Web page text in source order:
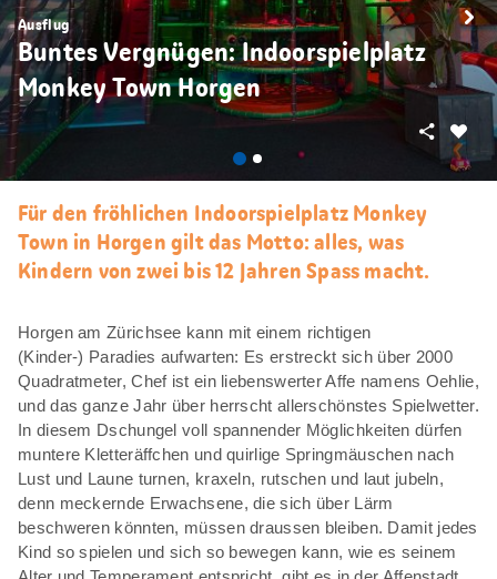
Ausflug
Buntes Vergnügen: Indoorspielplatz
Monkey Town Horgen
Als
Teilen
Für den fröhlichen Indoorspielplatz Monkey
Town in Horgen gilt das Motto: alles, was
Kindern von zwei bis 12 Jahren Spass macht.
Horgen am Zürichsee kann mit einem richtigen
(Kinder-) Paradies aufwarten: Es erstreckt sich über 2000
Quadratmeter, Chef ist ein liebenswerter Affe namens Oehlie,
und das ganze Jahr über herrscht allerschönstes Spielwetter.
In diesem Dschungel voll spannender Möglichkeiten dürfen
muntere Kletteräffchen und quirlige Springmäuschen nach
Lust und Laune turnen, kraxeln, rutschen und laut jubeln,
denn meckernde Erwachsene, die sich über Lärm
beschweren könnten, müssen draussen bleiben. Damit jedes
Kind so spielen und sich so bewegen kann, wie es seinem